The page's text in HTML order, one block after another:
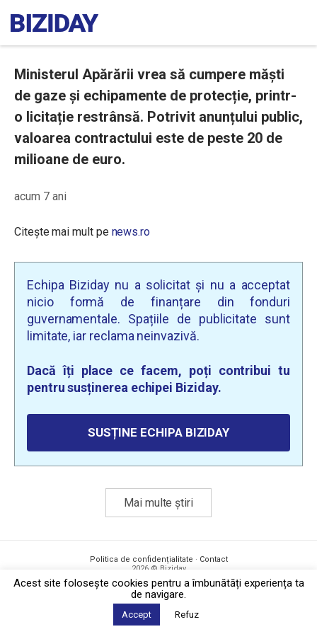
Ministerul Apărării vrea să cumpere măști
de gaze și echipamente de protecție, printr-
o licitație restrânsă. Potrivit anunțului public,
valoarea contractului este de peste 20 de
milioane de euro.
acum 7 ani
Citește mai mult pe news.ro
Echipa Biziday nu a solicitat și nu a acceptat
nicio formă de finanțare din fonduri
guvernamentale. Spațiile de publicitate sunt
limitate, iar reclama neinvazivă.
Dacă îți place ce facem, poți contribui tu
pentru susținerea echipei Biziday.
SUSȚINE ECHIPA BIZIDAY
Mai multe știri
Politica de confidențialitate · Contact
2026 © Biziday
Acest site foloseşte cookies pentru a îmbunătăți experiența ta
de navigare.
Accept Refuz